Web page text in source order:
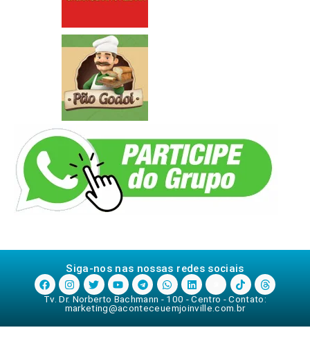
Siga-nos nas nossas redes sociais
Tv. Dr. Norberto Bachmann - 100 - Centro - Contato:
marketing@aconteceuemjoinville.com.br